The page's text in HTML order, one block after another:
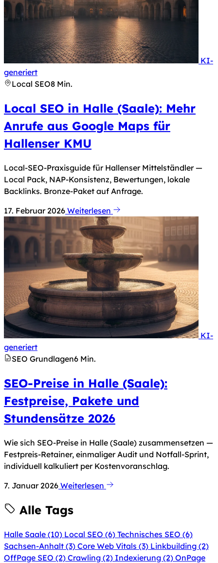
KI-
generiertHinweis nach Art. 50 KI-Verordnung: Dieses
Local SEO8 Min.
Local SEO in Halle (Saale): Mehr
Anrufe aus Google Maps für
Hallenser KMU
Local-SEO-Praxisguide für Hallenser Mittelständler —
Local Pack, NAP-Konsistenz, Bewertungen, lokale
Backlinks. Bronze-Paket auf Anfrage.
17. Februar 2026 Weiterlesen
KI-
generiertHinweis nach Art. 50 KI-Verordnung: Dieses
SEO Grundlagen6 Min.
SEO-Preise in Halle (Saale):
Festpreise, Pakete und
Stundensätze 2026
Wie sich SEO-Preise in Halle (Saale) zusammensetzen —
Festpreis-Retainer, einmaliger Audit und Notfall-Sprint,
individuell kalkuliert per Kostenvoranschlag.
7. Januar 2026 Weiterlesen
Alle Tags
Halle Saale (10) Local SEO (6) Technisches SEO (6)
Sachsen-Anhalt (3) Core Web Vitals (3) Linkbuilding (2)
OffPage SEO (2) Crawling (2) Indexierung (2) OnPage